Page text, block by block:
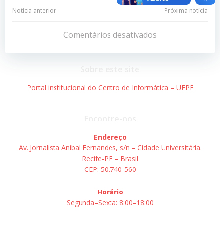
Navegação
Post
Notícia anterior
Navegação
de
Post
Próxima notícia
Comentários desativados
Portal institucional do Centro de Informática – UFPE
Endereço
Av. Jornalista Aníbal Fernandes, s/n – Cidade Universitária.
Recife-PE – Brasil
CEP: 50.740-560
Horário
Segunda–Sexta: 8:00–18:00